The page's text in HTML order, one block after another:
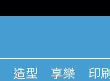
造型 享樂 印刷